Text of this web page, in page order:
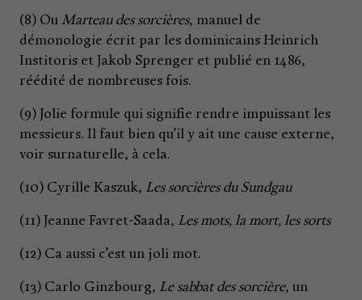
(8) Ou Marteau des sorcières, manuel de
démonologie écrit par les dominicains Heinrich
Institoris et Jakob Sprenger et publié en 1486,
réédité de nombreuses fois.
(9) Jolie formule qui signifie rendre impuissant les
messieurs. Il faut bien qu’il y ait une cause externe,
voir surnaturelle, à cela.
(10) Cyrille Kaszuk, Les sorcières du Sundgau
(11) Jeanne Favret-Saada, Les mots, la mort, les sorts
(12) Ca aussi c’est un joli mot.
(13) Carlo Ginzbourg, Le sabbat des sorcière, un